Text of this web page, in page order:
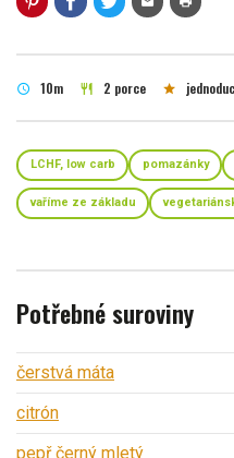
schedule 10m restaurant 2 porce star
LCHF, low carb pomazánky
vaříme ze základu
Potřebné suroviny
čerstvá máta
citrón
pepř černý mletý